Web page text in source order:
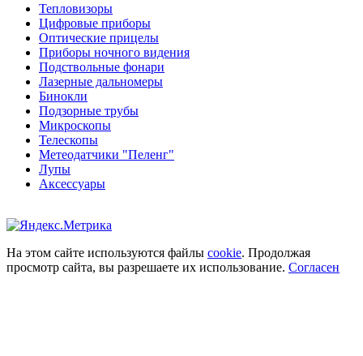
Тепловизоры
Цифровые приборы
Оптические прицелы
Приборы ночного видения
Подствольные фонари
Лазерные дальномеры
Бинокли
Подзорные трубы
Микроскопы
Телескопы
Метеодатчики "Пеленг"
Лупы
Аксессуары
На этом сайте используются файлы cookie. Продолжая
просмотр сайта, вы разрешаете их использование. Согласен